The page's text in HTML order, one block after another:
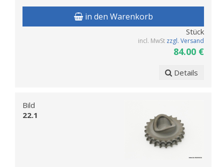
in den Warenkorb
Stück
incl. MwSt zzgl. Versand
84.00 €
Details
Bild
22.1